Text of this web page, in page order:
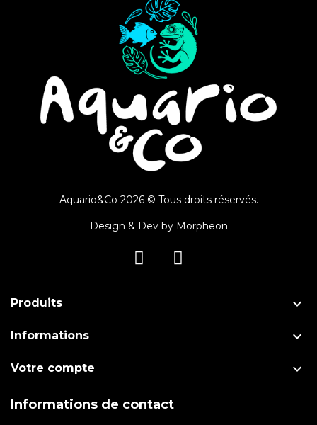
Aquario&Co 2026 © Tous droits réservés.
Design & Dev by Morpheon
Produits 
Informations 
Votre compte 
Informations de contact